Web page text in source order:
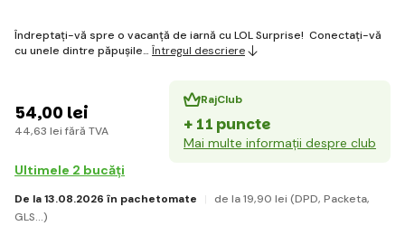
Îndreptați-vă spre o vacanță de iarnă cu LOL Surprise! Conectați-vă
cu unele dintre păpușile… Întregul descriere
54,00 lei
44,63 lei fără TVA
RajClub
+ 11 puncte
Mai multe informații despre club
Ultimele 2 bucăți
De la 13.08.2026 în pachetomate de la 19,90 lei (DPD, Packeta,
GLS...)